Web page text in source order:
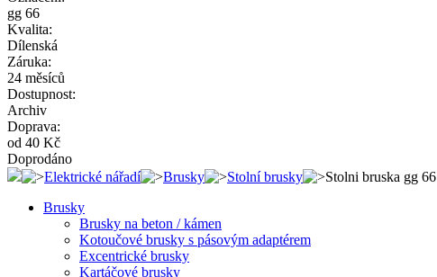
gg 66
Kvalita:
Dílenská
Záruka:
24 měsíců
Dostupnost:
Archiv
Doprava:
od 40 Kč
Doprodáno
Elektrické nářadí
Brusky Stolní brusky
Stolni bruska gg 66
Brusky
Brusky na beton / kámen
Kotoučové brusky s pásovým adaptérem
Excentrické brusky
Kartáčové brusky